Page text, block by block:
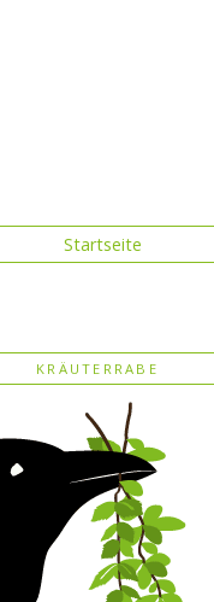
Startseite
KRÄUTERRABE